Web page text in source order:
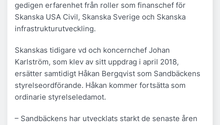
gedigen erfarenhet från roller som finanschef för
Skanska USA Civil, Skanska Sverige och Skanska
infrastrukturutveckling.
Skanskas tidigare vd och koncernchef Johan
Karlström, som klev av sitt uppdrag i april 2018,
ersätter samtidigt Håkan Bergqvist som Sandbäckens
styrelseordförande. Håkan kommer fortsätta som
ordinarie styrelseledamot.
– Sandbäckens har utvecklats starkt de senaste åren